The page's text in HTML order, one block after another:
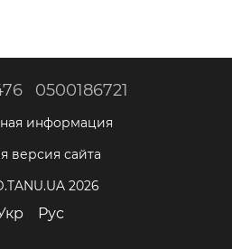
0500186721
информация
версия сайта
2026
Рус